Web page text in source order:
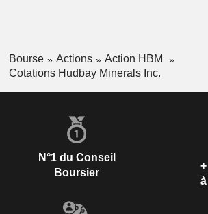
Bourse Actions
Action HBM
Cotations Hudbay Minerals Inc.
N°1 du Conseil
Boursier